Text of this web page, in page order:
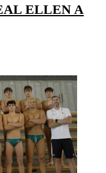
ELLEN A